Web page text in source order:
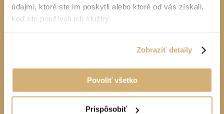
údajmi, ktoré ste im poskytli alebo ktoré od vás získali,
keď ste používali ich služby.
Zobraziť detaily
Povoliť všetko
Prispôsobiť